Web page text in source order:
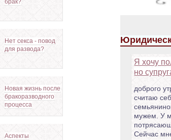
брак?
Нет секса - повод
для развода?
Новая жизнь после
бракоразводного
процесса
Аспекты
Я хочу
но
доброго
считаю
мужем. У
Сейчас